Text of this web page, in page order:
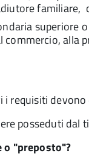
familiare,
alla
requisiti
posseduti dal
o "preposto"?